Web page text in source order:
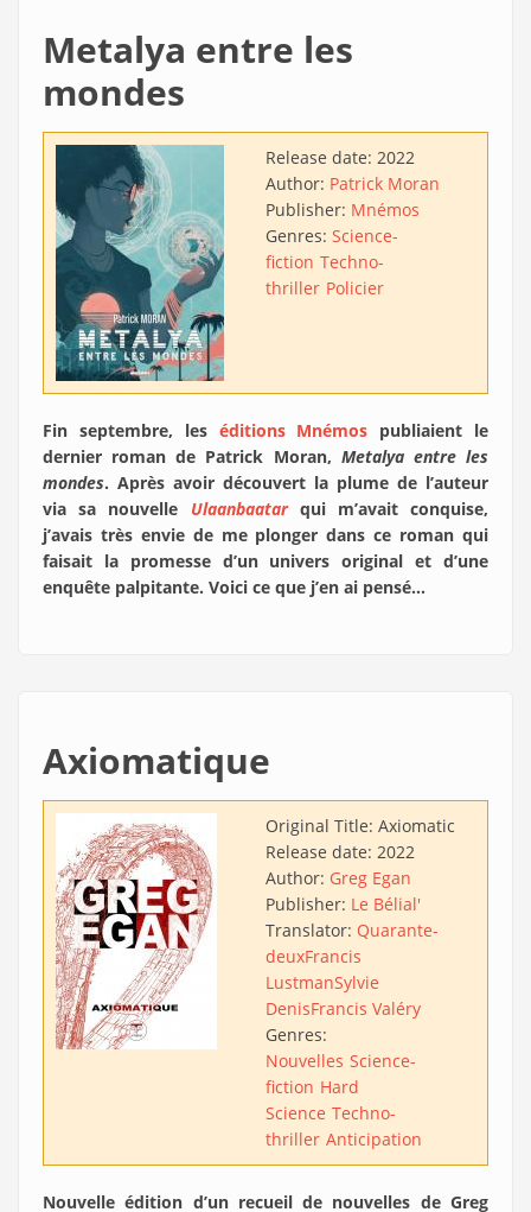
Metalya entre les
mondes
Release date: 2022
Author: Patrick Moran
Publisher: Mnémos
Genres: Science-
fiction Techno-
thriller Policier
Fin septembre, les éditions Mnémos publiaient le
dernier roman de Patrick Moran, Metalya entre les
mondes. Après avoir découvert la plume de l’auteur
via sa nouvelle Ulaanbaatarqui m’avait conquise,
j’avais très envie de me plonger dans ce roman qui
faisait la promesse d’un univers original et d’une
enquête palpitante. Voici ce que j’en ai pensé…
Axiomatique
Original Title: Axiomatic
Release date: 2022
Author: Greg Egan
Publisher: Le Bélial'
Translator: Quarante-
deuxFrancis
LustmanSylvie
DenisFrancis Valéry
Genres:
Nouvelles Science-
fiction Hard
Science Techno-
thriller Anticipation
Nouvelle édition d’un recueil de nouvelles de Greg